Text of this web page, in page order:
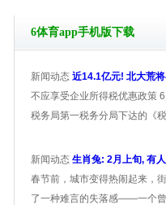
6体育app手机版下载
新闻动态 近14.1亿元! 北大荒
不应享受企业所得税优惠政策
税务局第一税务分局下达的《
新闻动态 生肖兔: 2月上旬, 有
春节前，城市变得热闹起来，
了一种难言的失落感——一个